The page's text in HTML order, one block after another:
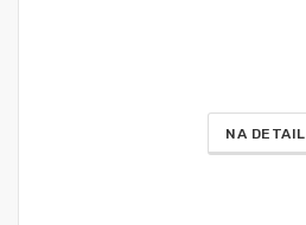
NA DETAIL